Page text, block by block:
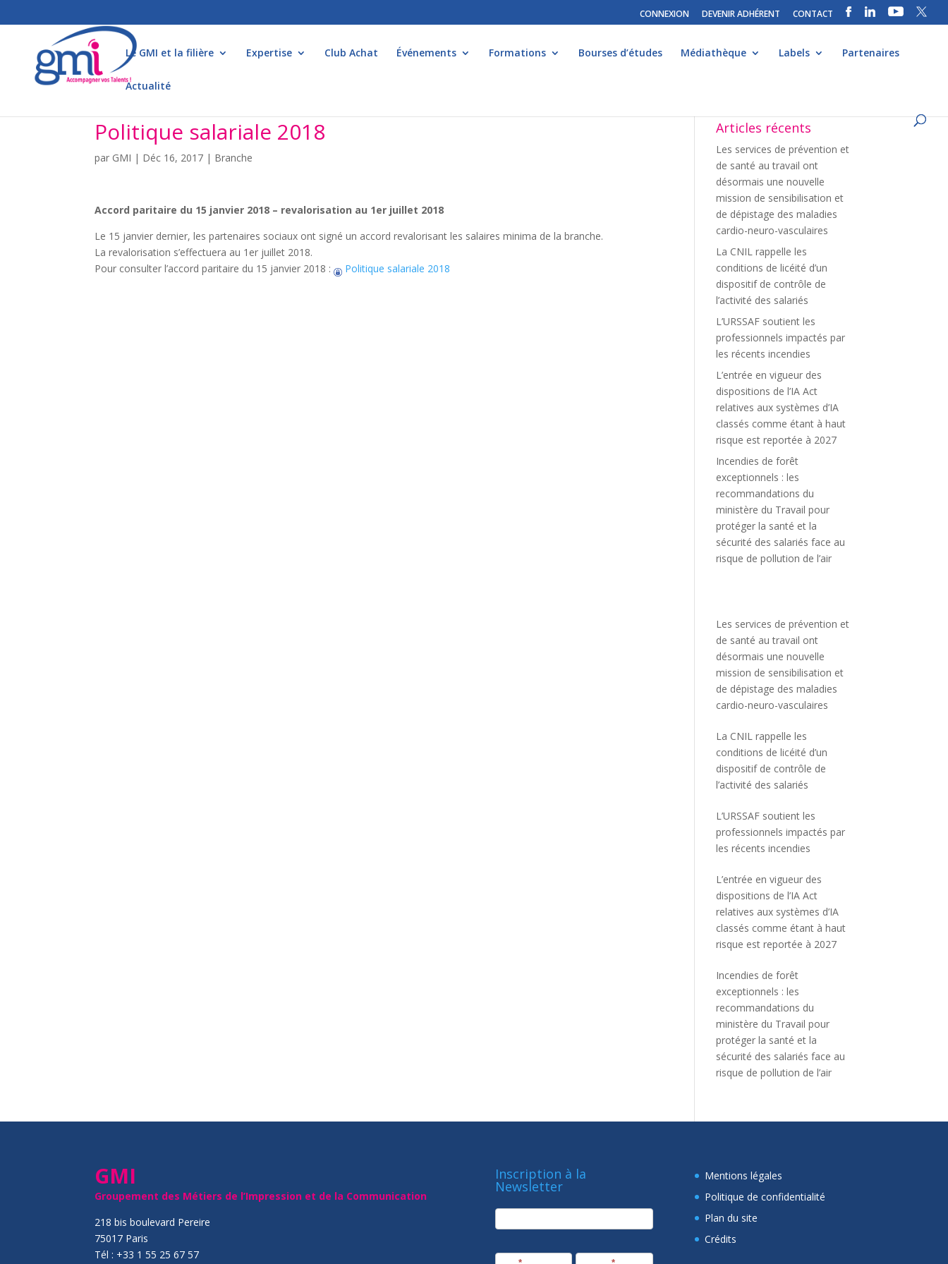
CONNEXION DEVENIR ADHÉRENT CONTACT
Le GMI et la filière Expertise Club Achat Événements Formations Bourses d’études Médiathèque Labels Partenaires
Actualité
Politique salariale 2018
par GMI | Déc 16, 2017 | Branche
Accord paritaire du 15 janvier 2018 – revalorisation au 1er juillet 2018
Le 15 janvier dernier, les partenaires sociaux ont signé un accord revalorisant les salaires minima de la branche.
La revalorisation s’effectuera au 1er juillet 2018.
Pour consulter l’accord paritaire du 15 janvier 2018 :
Politique salariale 2018
Articles récents
Les services de prévention et
de santé au travail ont
désormais une nouvelle
mission de sensibilisation et
de dépistage des maladies
cardio-neuro-vasculaires
La CNIL rappelle les
conditions de licéité d’un
dispositif de contrôle de
l’activité des salariés
L’URSSAF soutient les
professionnels impactés par
les récents incendies
L’entrée en vigueur des
dispositions de l’IA Act
relatives aux systèmes d’IA
classés comme étant à haut
risque est reportée à 2027
Incendies de forêt
exceptionnels : les
recommandations du
ministère du Travail pour
protéger la santé et la
sécurité des salariés face au
risque de pollution de l’air
Les services de prévention et
de santé au travail ont
désormais une nouvelle
mission de sensibilisation et
de dépistage des maladies
cardio-neuro-vasculaires
La CNIL rappelle les
conditions de licéité d’un
dispositif de contrôle de
l’activité des salariés
L’URSSAF soutient les
professionnels impactés par
les récents incendies
L’entrée en vigueur des
dispositions de l’IA Act
relatives aux systèmes d’IA
classés comme étant à haut
risque est reportée à 2027
Incendies de forêt
exceptionnels : les
recommandations du
ministère du Travail pour
protéger la santé et la
sécurité des salariés face au
risque de pollution de l’air
GMI
Groupement des Métiers de l’Impression et de la Communication
218 bis boulevard Pereire
75017 Paris
Tél : +33 1 55 25 67 57
Inscription à la
Newsletter
newsletter
Mentions légales
Politique de confidentialité
Plan du site
Crédits